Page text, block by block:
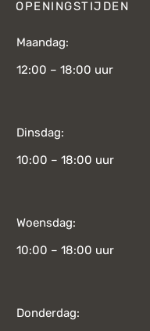
OPENINGSTIJDEN
Maandag:
12:00 – 18:00 uur
Dinsdag:
10:00 – 18:00 uur
Woensdag:
10:00 – 18:00 uur
Donderdag: